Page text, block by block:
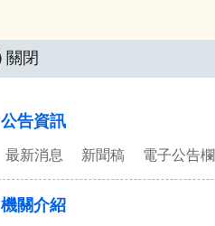
關閉
公告資訊
最新消息 新聞稿 電子公告欄
機關介紹